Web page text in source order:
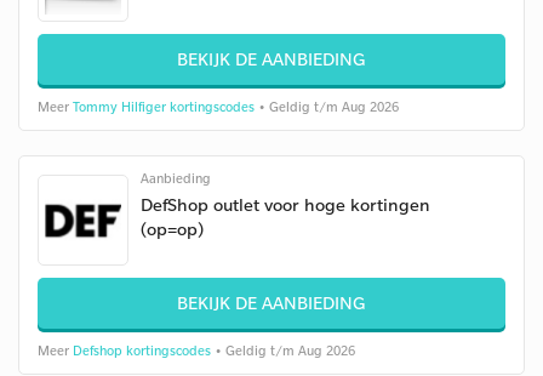
BEKIJK DE AANBIEDING
Meer Tommy Hilfiger kortingscodes • Geldig t/m Aug 2026
Aanbieding
DefShop outlet voor hoge kortingen
(op=op)
BEKIJK DE AANBIEDING
Meer Defshop kortingscodes • Geldig t/m Aug 2026